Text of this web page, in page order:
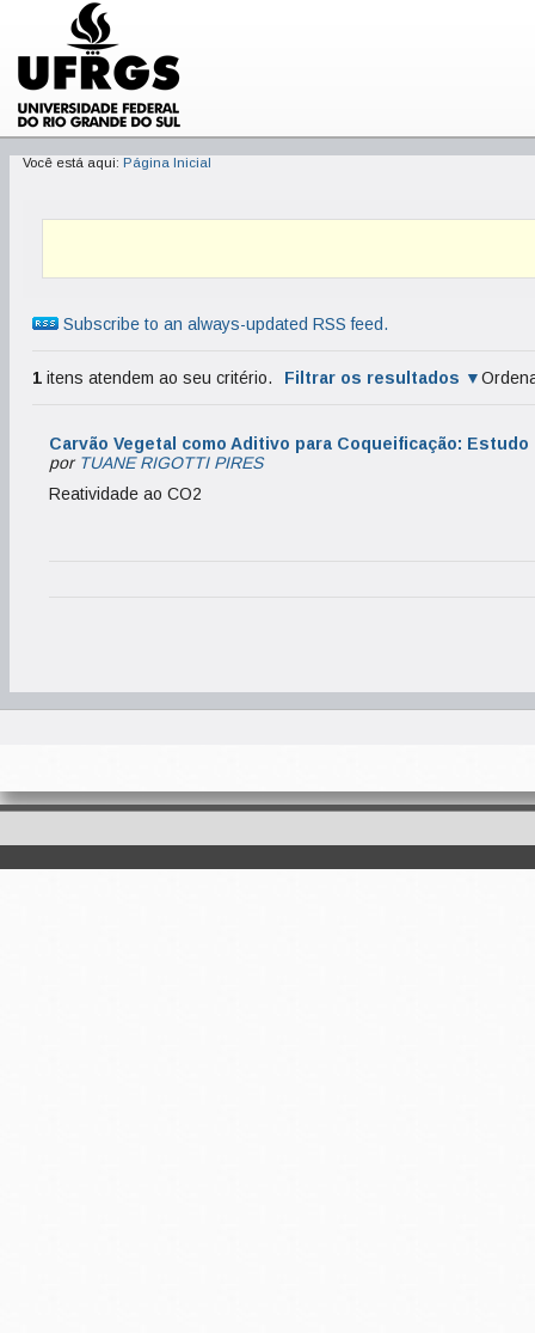
Você está aqui: Página Inicial
Subscribe to an always-updated RSS feed.
1itens atendem ao seu critério. Filtrar os resultados
Carvão Vegetal como Aditivo para Coqueificação: Estudo
por TUANE RIGOTTI PIRES
Reatividade ao CO2